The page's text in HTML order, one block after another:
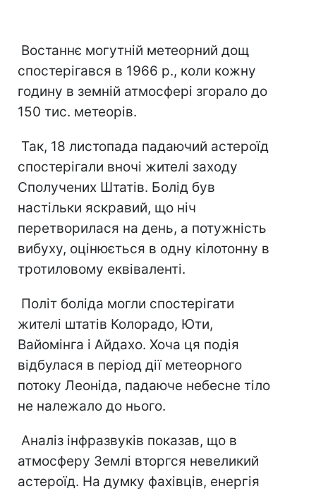
Востаннє могутній метеорний дощ
спостерігався в 1966 р., коли кожну
годину в земній атмосфері згорало до
150 тис. метеорів.
Так, 18 листопада падаючий астероїд
спостерігали вночі жителі заходу
Сполучених Штатів. Болід був
настільки яскравий, що ніч
перетворилася на день, а потужність
вибуху, оцінюється в одну кілотонну в
тротиловому еквіваленті.
Політ боліда могли спостерігати
жителі штатів Колорадо, Юти,
Вайомінга і Айдахо. Хоча ця подія
відбулася в період дії метеорного
потоку Леоніда, падаюче небесне тіло
не належало до нього.
Аналіз інфразвуків показав, що в
атмосферу Землі вторгся невеликий
астероїд. На думку фахівців, енергія